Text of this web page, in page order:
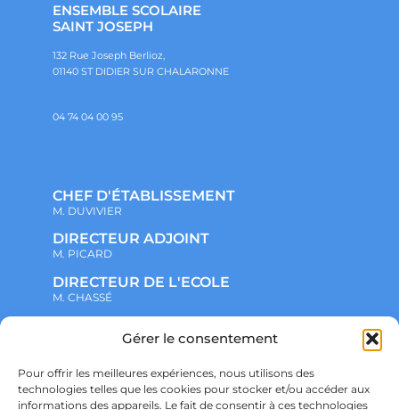
Gérer le consentement
Pour offrir les meilleures expériences, nous utilisons des
technologies telles que les cookies pour stocker et/ou accéder aux
informations des appareils. Le fait de consentir à ces technologies
ENSEMBLE SCOLAIRE
SAINT JOSEPH
132 Rue Joseph Berlioz,
01140 ST DIDIER SUR CHALARONNE
04 74 04 00 95
CHEF D'ÉTABLISSEMENT
M. DUVIVIER
DIRECTEUR ADJOINT
M. PICARD
DIRECTEUR DE L'ECOLE
M. CHASSÉ
NOTRE ENSEMBLE SCOLAIRE
ADMINISTRATIF
VIE ASSOCIATIVE
PARTENARIATS